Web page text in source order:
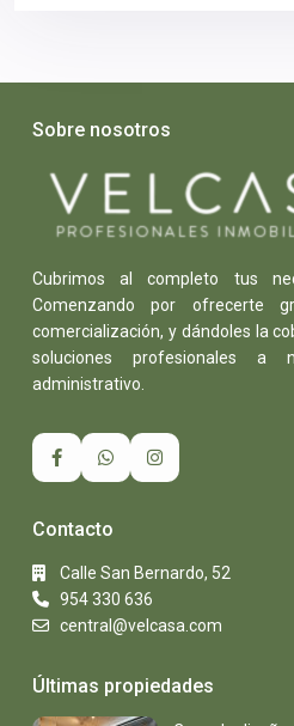
Sobre nosotros
Cubrimos al completo tus
Comenzando por ofrecerte
comercialización, y dándoles la
soluciones profesionales a
administrativo.
Contacto
Calle San Bernardo, 52
954 330 636
central@velcasa.com
Últimas propiedades